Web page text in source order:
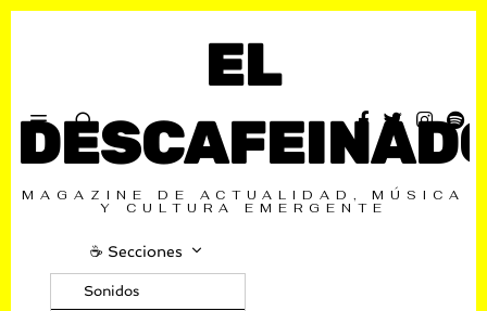
EL
MAGAZINE DE ACTUALIDAD, MÚSICA
Y CULTURA EMERGENTE
☕️ Secciones
Sonidos